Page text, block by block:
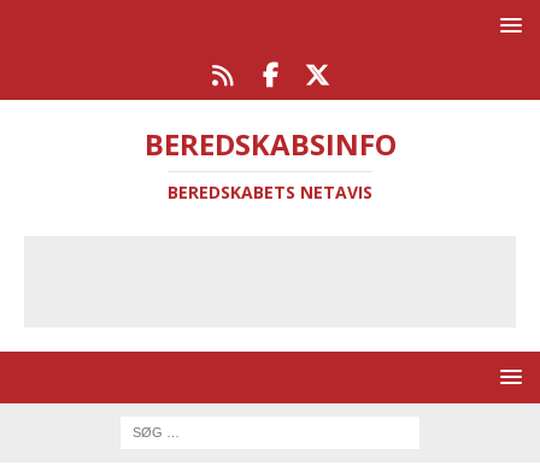
BEREDSKABSINFO
BEREDSKABETS NETAVIS